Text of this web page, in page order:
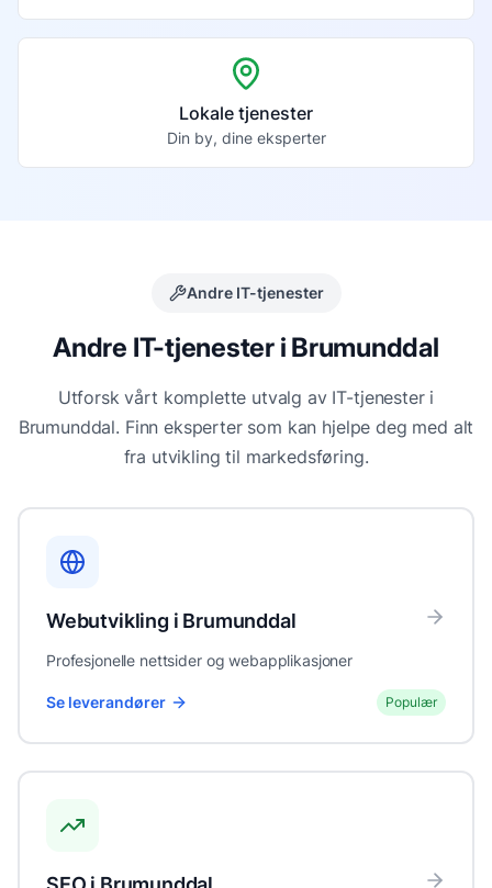
Lokale tjenester
Din by, dine eksperter
Andre IT-tjenester
Andre IT-tjenester i Brumunddal
Utforsk vårt komplette utvalg av IT-tjenester i
Brumunddal. Finn eksperter som kan hjelpe deg med alt
fra utvikling til markedsføring.
Webutvikling i Brumunddal
Profesjonelle nettsider og webapplikasjoner
Se leverandører Populær